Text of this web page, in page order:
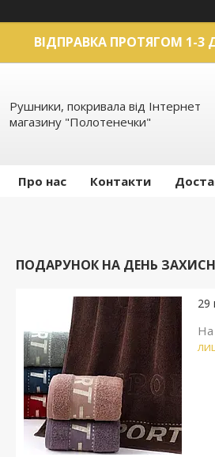
ВІДПРАВКА ПРОТЯГОМ 1-3
Рушники, покривала від Інтернет
магазину "Полотенечки"
Про нас Контакти
ПОДАРУНОК НА ДЕНЬ
29
На